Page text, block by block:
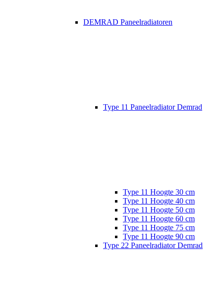
DEMRAD Paneelradiatoren
Type 11 Paneelradiator Demrad
Type 11 Hoogte 30 cm
Type 11 Hoogte 40 cm
Type 11 Hoogte 50 cm
Type 11 Hoogte 60 cm
Type 11 Hoogte 75 cm
Type 11 Hoogte 90 cm
Type 22 Paneelradiator Demrad